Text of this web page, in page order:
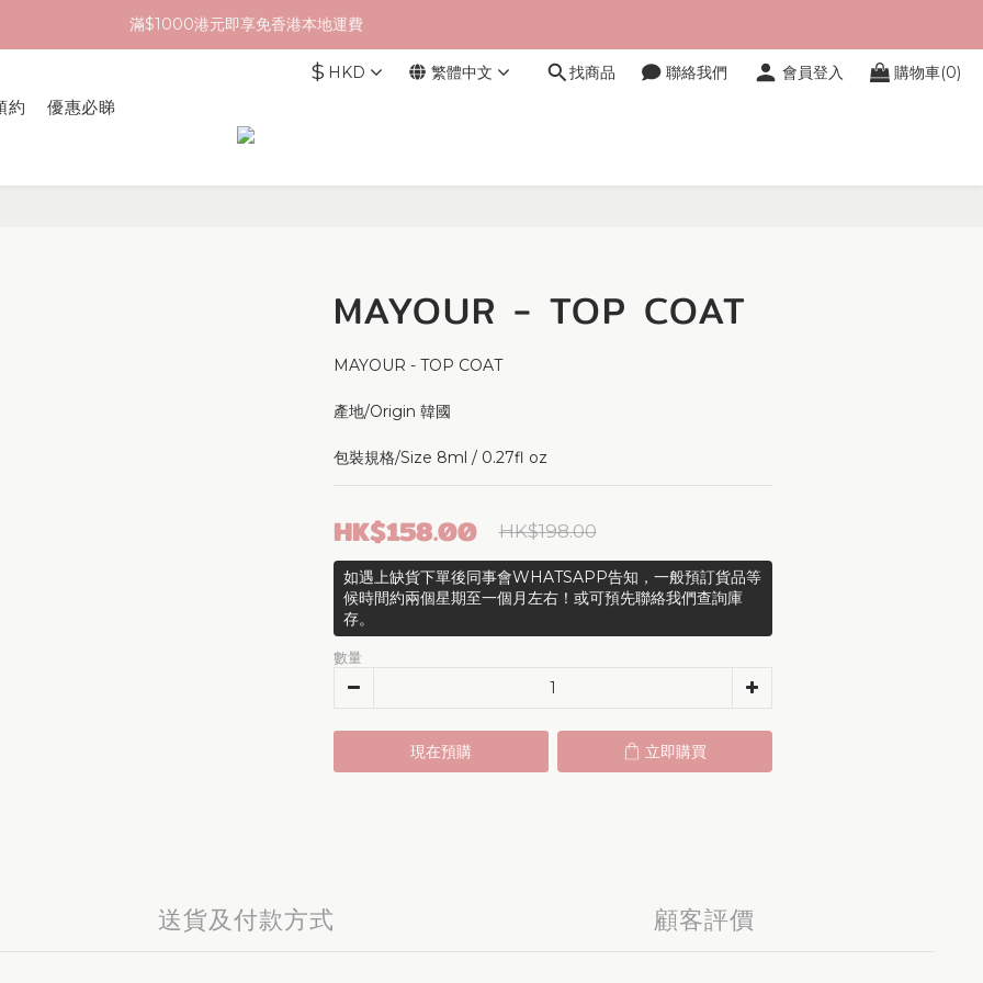
滿$1000港元即享免香港本地運費
$ HKD 繁體中文 找商品 聯絡我們 會員登入 購物車(0)
約 優惠必睇
MAYOUR - TOP COAT
MAYOUR - TOP COAT
產地/Origin 韓國
包裝規格/Size 8ml / 0.27fl oz
HK$158.00 HK$198.00
如遇上缺貨下單後同事會WHATSAPP告知，一般預訂貨品等
候時間約兩個星期至一個月左右！或可預先聯絡我們查詢庫
存。
數量
現在預購 立即購買
送貨及付款方式 顧客評價